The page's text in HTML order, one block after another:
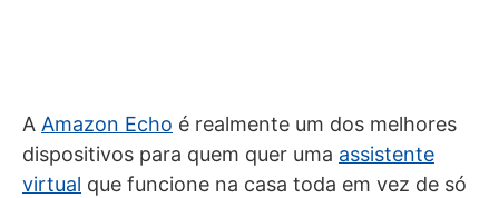
A Amazon Echo é realmente um dos melhores
dispositivos para quem quer uma assistente
virtual que funcione na casa toda em vez de só